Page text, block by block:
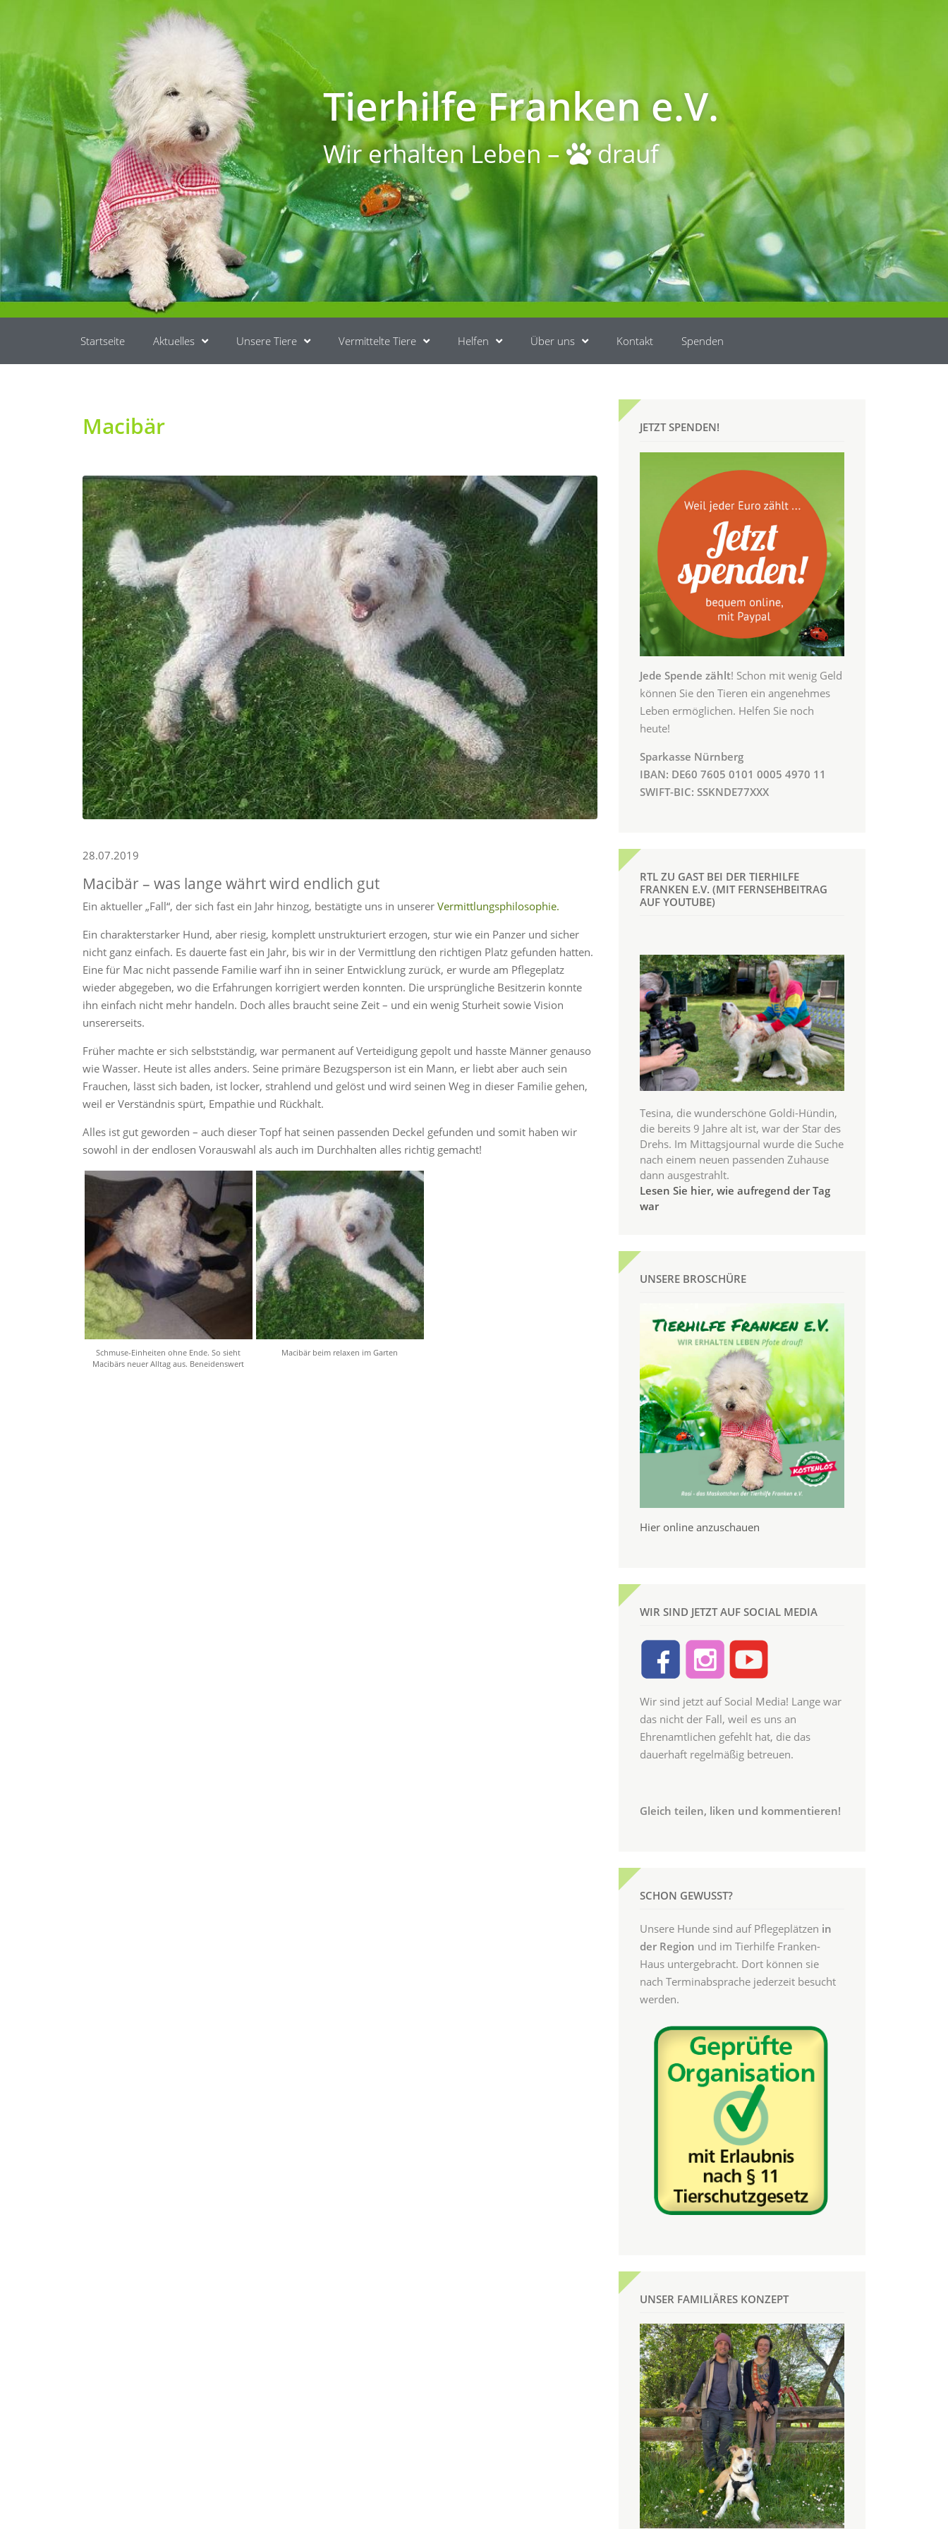
Tierhilfe Franken e.V.
Wir erhalten Leben – drauf
Startseite Aktuelles Unsere Tiere Vermittelte Tiere Helfen Über uns Kontakt Spenden
Macibär
28.07.2019
Macibär – was lange währt wird endlich gut
Ein aktueller „Fall“, der sich fast ein Jahr hinzog, bestätigte uns in unserer Vermittlungsphilosophie.
Ein charakterstarker Hund, aber riesig, komplett unstrukturiert erzogen, stur wie ein Panzer und sicher
nicht ganz einfach. Es dauerte fast ein Jahr, bis wir in der Vermittlung den richtigen Platz gefunden hatten.
Eine für Mac nicht passende Familie warf ihn in seiner Entwicklung zurück, er wurde am Pflegeplatz
wieder abgegeben, wo die Erfahrungen korrigiert werden konnten. Die ursprüngliche Besitzerin konnte
ihn einfach nicht mehr handeln. Doch alles braucht seine Zeit – und ein wenig Sturheit sowie Vision
unsererseits.
Früher machte er sich selbstständig, war permanent auf Verteidigung gepolt und hasste Männer genauso
wie Wasser. Heute ist alles anders. Seine primäre Bezugsperson ist ein Mann, er liebt aber auch sein
Frauchen, lässt sich baden, ist locker, strahlend und gelöst und wird seinen Weg in dieser Familie gehen,
weil er Verständnis spürt, Empathie und Rückhalt.
Alles ist gut geworden – auch dieser Topf hat seinen passenden Deckel gefunden und somit haben wir
sowohl in der endlosen Vorauswahl als auch im Durchhalten alles richtig gemacht!
Schmuse-Einheiten ohne Ende. So sieht
Macibärs neuer Alltag aus. Beneidenswert
Macibär beim relaxen im Garten
JETZT SPENDEN!
Jede Spende zählt! Schon mit wenig Geld
können Sie den Tieren ein angenehmes
Leben ermöglichen. Helfen Sie noch
heute!
Sparkasse Nürnberg
IBAN: DE60 7605 0101 0005 4970 11
SWIFT-BIC: SSKNDE77XXX
RTL ZU GAST BEI DER TIERHILFE
FRANKEN E.V. (MIT FERNSEHBEITRAG
AUF YOUTUBE)
Tesina, die wunderschöne Goldi-Hündin,
die bereits 9 Jahre alt ist, war der Star des
Drehs. Im Mittagsjournal wurde die Suche
nach einem neuen passenden Zuhause
dann ausgestrahlt.
Lesen Sie hier, wie aufregend der Tag
war
UNSERE BROSCHÜRE
Hier online anzuschauen
WIR SIND JETZT AUF SOCIAL MEDIA
Wir sind jetzt auf Social Media! Lange war
das nicht der Fall, weil es uns an
Ehrenamtlichen gefehlt hat, die das
dauerhaft regelmäßig betreuen.
Gleich teilen, liken und kommentieren!
SCHON GEWUSST?
Unsere Hunde sind auf Pflegeplätzen in
der Region und im Tierhilfe Franken-
Haus untergebracht. Dort können sie
nach Terminabsprache jederzeit besucht
werden.
UNSER FAMILIÄRES KONZEPT